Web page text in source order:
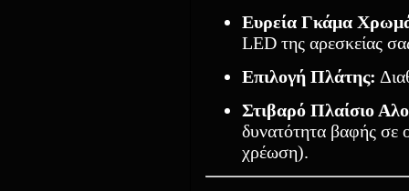
Ευρεία Γκάμα
LED της αρεσκείας
Επιλογή Πλάτης:
Στιβαρό Πλαίσιο
δυνατότητα βαφής σε
χρέωση).